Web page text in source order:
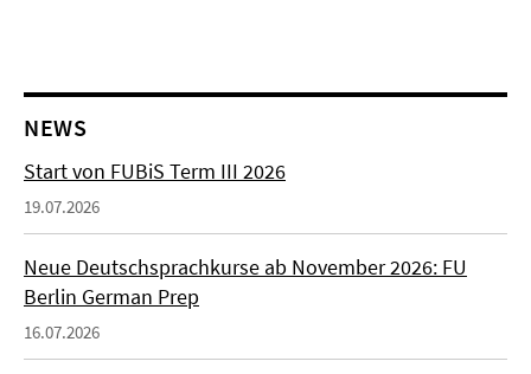
NEWS
Start von FUBiS Term III 2026
19.07.2026
Neue Deutschsprachkurse ab November 2026: FU
Berlin German Prep
16.07.2026